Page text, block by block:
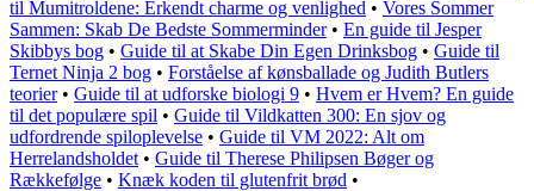
til Mumitroldene: Erkendt charme og venlighed • Vores Sommer
Sammen: Skab De Bedste Sommerminder• En guide til Jesper
Skibbys bog • Guide til at Skabe Din Egen Drinksbog • Guide til
Ternet Ninja 2 bog • Forståelse af kønsballade og Judith Butlers
teorier• Guide til at udforske biologi 9 • Hvem er Hvem? En guide
til det populære spil • Guide til Vildkatten 300: En sjov og
udfordrende spiloplevelse • Guide til VM 2022: Alt om
Herrelandsholdet • Guide til Therese Philipsen Bøger og
Rækkefølge • Knæk koden til glutenfrit brød •